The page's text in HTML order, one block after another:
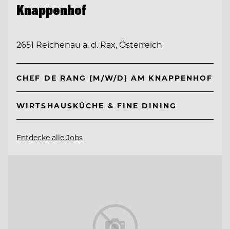
Knappenhof
2651 Reichenau a. d. Rax, Österreich
CHEF DE RANG (M/W/D) AM KNAPPENHOF
WIRTSHAUSKÜCHE & FINE DINING
Entdecke alle Jobs